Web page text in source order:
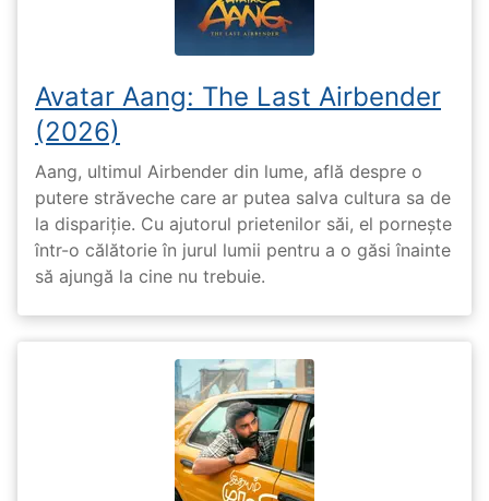
Avatar Aang: The Last Airbender
(2026)
Aang, ultimul Airbender din lume, află despre o
putere străveche care ar putea salva cultura sa de
la dispariție. Cu ajutorul prietenilor săi, el pornește
într-o călătorie în jurul lumii pentru a o găsi înainte
să ajungă la cine nu trebuie.